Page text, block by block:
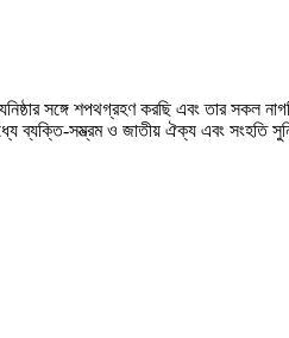
সঙ্গে শপথগ্রহণ করছি এবং তার সকল
ব্যক্তি-সম্ভ্রম ও জাতীয় ঐক্য এবং সংহতি